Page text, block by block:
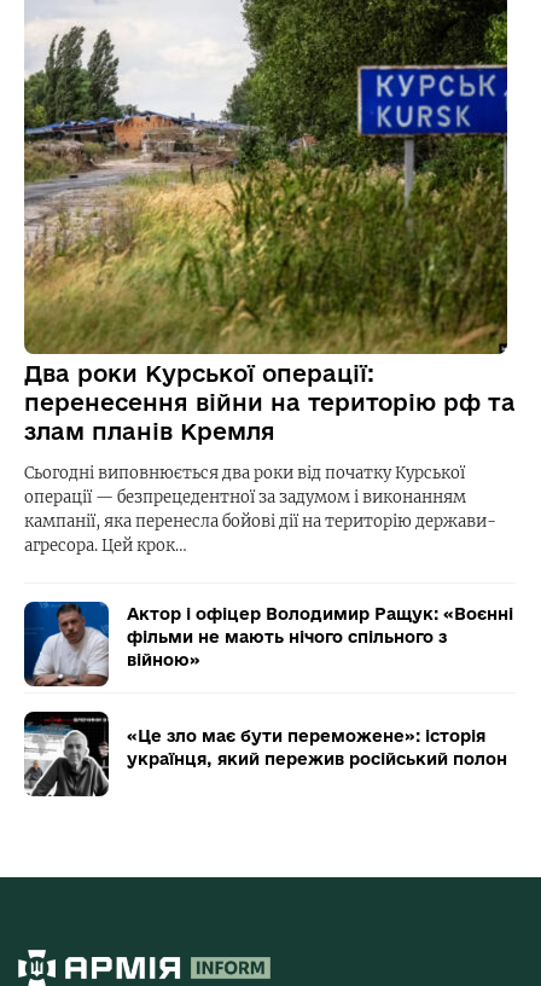
Два роки Курської операції:
перенесення війни на територію рф та
злам планів Кремля
Сьогодні виповнюється два роки від початку Курської
операції — безпрецедентної за задумом і виконанням
кампанії, яка перенесла бойові дії на територію держави-
агресора. Цей крок…
Актор і офіцер Володимир Ращук: «Воєнні
фільми не мають нічого спільного з
війною»
«Це зло має бути переможене»: історія
українця, який пережив російський полон